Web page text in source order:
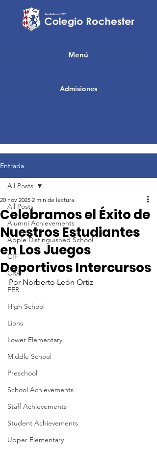
Admisiones
Menú
Entrada
All Posts
Alumni Achievements
Apple Distinguished School
CIF
CRA
FER
High School
Lions
Lower Elementary
Middle School
Preschool
School Achievements
Staff Achievements
Student Achievements
Upper Elementary
All Posts
Celebramos el Éxito de
Nuestros Estudiantes
en Los Juegos
Deportivos Intercursos
20 nov 2025 2 min de lectura
Por Norberto León Ortiz